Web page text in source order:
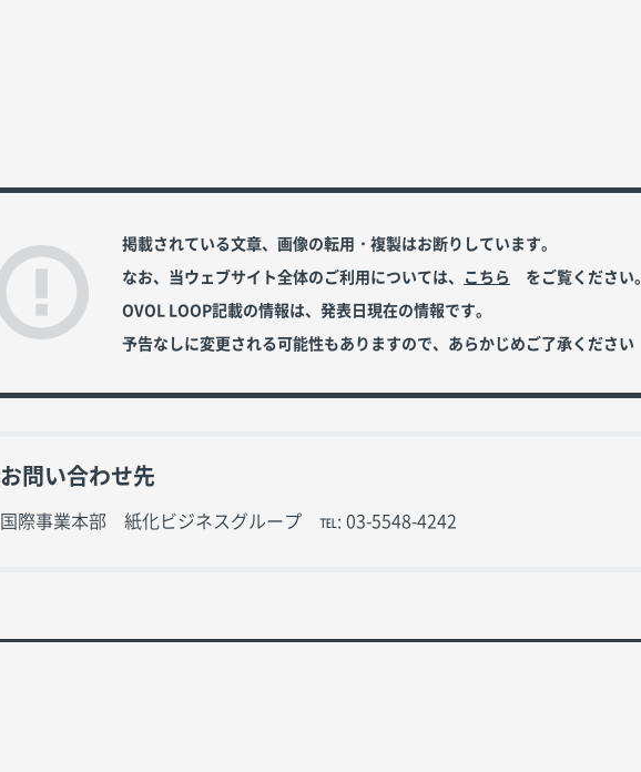
掲載されている文章、画像の転用・複製はお断りしています。
なお、当ウェブサイト全体のご利用については、 こちら をご覧ください。
OVOL LOOP記載の情報は、発表日現在の情報です。
予告なしに変更される可能性もありますので、あらかじめご了承ください
お問い合わせ先
国際事業本部 紙化ビジネスグループ ℡: 03-5548-4242